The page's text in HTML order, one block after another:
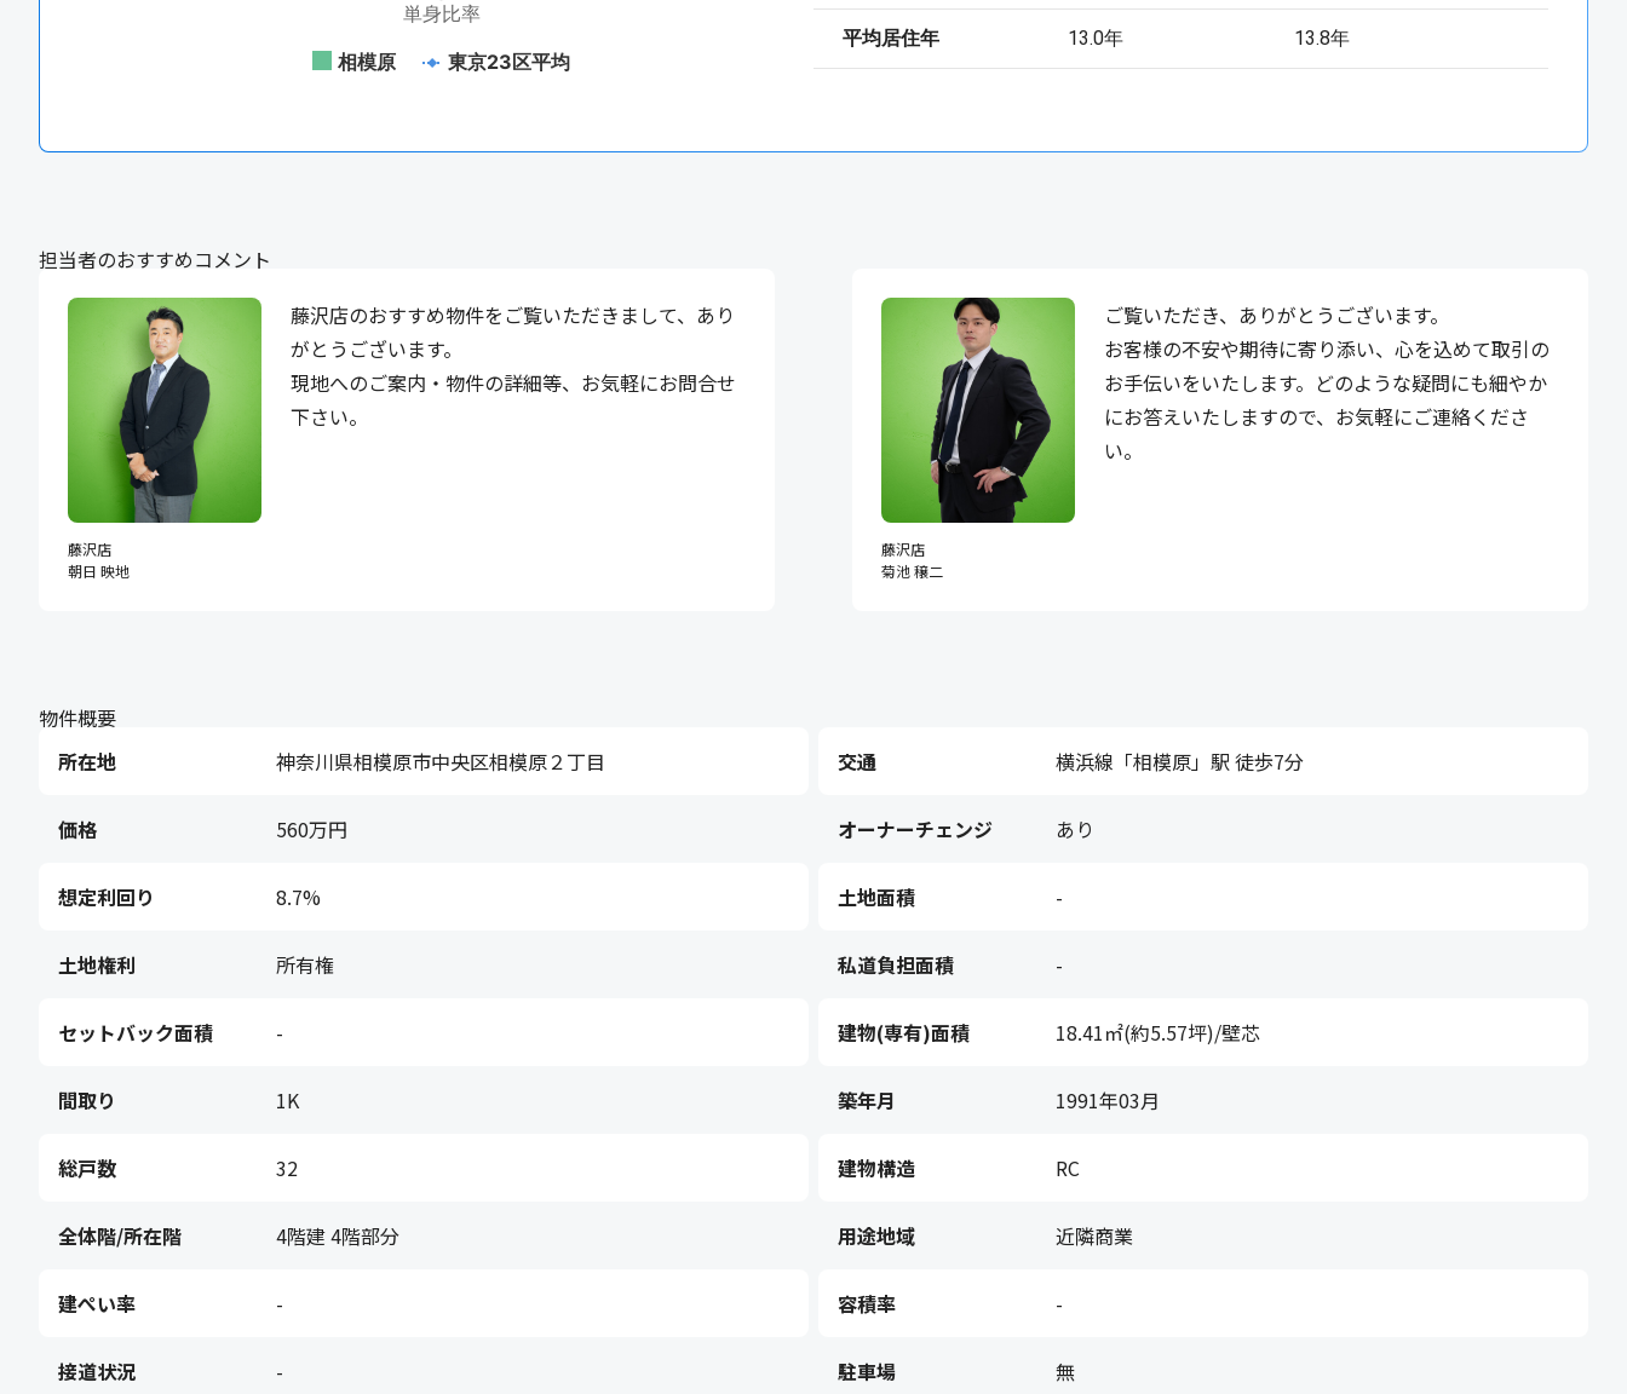
相模原 東京23区平均
単身比率
平均居住年 13.0年 13.8年
担当者のおすすめコメント
藤沢店
朝日 映地
藤沢店のおすすめ物件をご覧いただきまして、あり
がとうございます。
現地へのご案内・物件の詳細等、お気軽にお問合せ
下さい。
藤沢店
菊池 穣二
ご覧いただき、ありがとうございます。
お客様の不安や期待に寄り添い、心を込めて取引の
お手伝いをいたします。どのような疑問にも細やか
にお答えいたしますので、お気軽にご連絡くださ
い。
物件概要
所在地
神奈川県相模原市中央区相模原２丁目 交通 横浜線「相模原」駅 徒歩7分
価格 560万円 オーナーチェンジ あり
想定利回り 8.7% 土地面積 -
土地権利 所有権 私道負担面積 -
セットバック面積 - 建物(専有)面積 18.41㎡(約5.57坪)/壁芯
間取り 1K 築年月 1991年03月
総戸数 32 建物構造 RC
全体階/所在階 4階建 4階部分 用途地域 近隣商業
建ぺい率 - 容積率 -
接道状況 - 駐車場 無